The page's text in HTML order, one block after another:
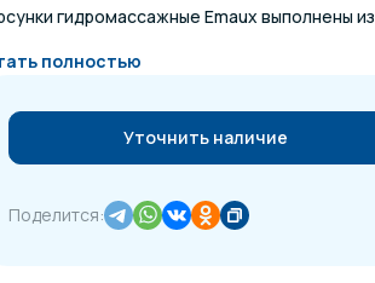
гидромассажные Emaux выполнены
полностью
Уточнить наличие
Поделится: